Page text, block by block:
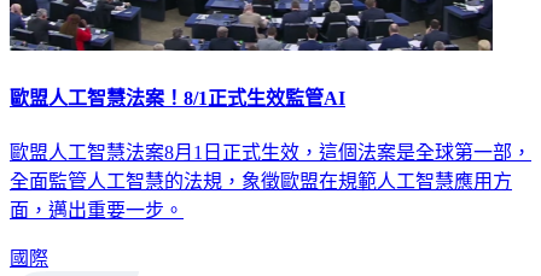
歐盟人工智慧法案！8/1正式生效監管AI
歐盟人工智慧法案8月1日正式生效，這個法案是全球第一部，
全面監管人工智慧的法規，象徵歐盟在規範人工智慧應用方
面，邁出重要一步。
國際